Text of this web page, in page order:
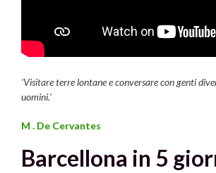
‘Visitare terre lontane e conversare con genti
uomini.’
M . De Cervantes
Barcellona in 5